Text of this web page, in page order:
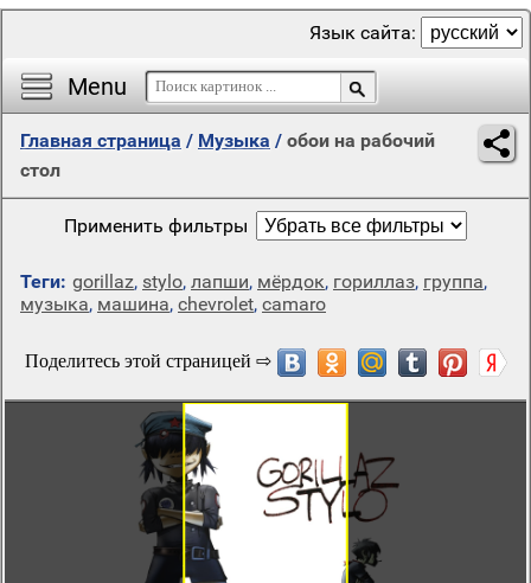
Menu
Язык сайта:
Главная страница / Музыка / обои на рабочий
стол
Применить фильтры
Теги: gorillaz, stylo, лапши, мёрдок, гориллаз, группа,
музыка, машина, chevrolet, camaro